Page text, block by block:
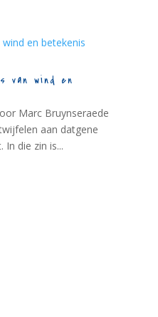
van wind en
Marc Bruynseraede
aan datgene
die zin is...